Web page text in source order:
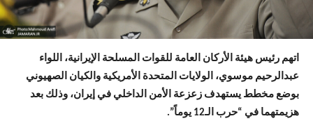
اتهم رئيس هيئة الأركان العامة للقوات المسلحة الإيرانية، اللواء
عبدالرحيم موسوي، الولايات المتحدة الأمريكية والكيان الصهيوني
بوضع مخطط يستهدف زعزعة الأمن الداخلي في إيران، وذلك بعد
هزيمتهما في “حرب الـ12 يوماً”.